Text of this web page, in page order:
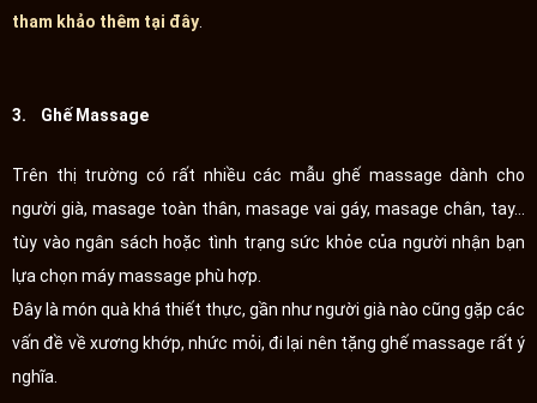
tham khảo thêm tại đây
3. Ghế Massage
Trên thị trường có rất nhiều các mẫu ghế massage dành cho
người già, masage toàn thân, masage vai gáy, masage chân, tay...
tùy vào ngân sách hoặc tình trạng sức khỏe của người nhận bạn
lựa chọn máy massage phù hợp.
Đây là món quà khá thiết thực, gần như người già nào cũng gặp các
vấn đề về xương khớp, nhức mỏi, đi lại nên tặng ghế massage rất ý
nghĩa.